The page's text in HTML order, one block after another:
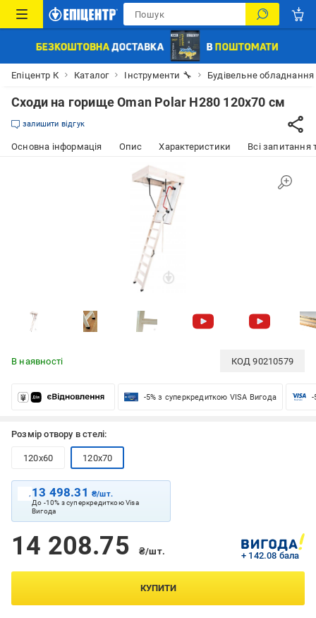
Епіцентр К Каталог Інструменти 🔧 Будівельне обладнання
Сходи на горище Oman Polar H280 120x70 см
залишити відгук
Основна інформація Опис Характеристики Всі запитання
В наявності КОД90210579
-5% з суперкредиткою VISA Вигода -
Розмір отвору в стелі:
120x60 120x70
13 498.31 ₴/шт.
До -10% з суперкредиткою Visa
Вигода
14 208.75 ₴/шт. + 142.08 бала
КУПИТИ